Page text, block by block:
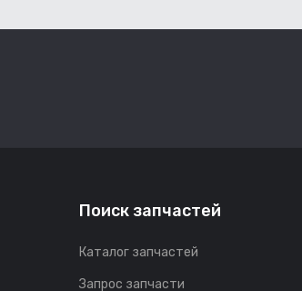
Поиск запчастей
Каталог запчастей
Запрос запчасти